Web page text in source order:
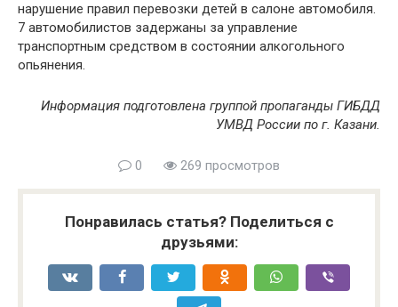
нарушение правил перевозки детей в салоне автомобиля.
7 автомобилистов задержаны за управление
транспортным средством в состоянии алкогольного
опьянения.
Информация подготовлена группой пропаганды ГИБДД
УМВД России по г. Казани.
0 269 просмотров
Понравилась статья? Поделиться с
друзьями: